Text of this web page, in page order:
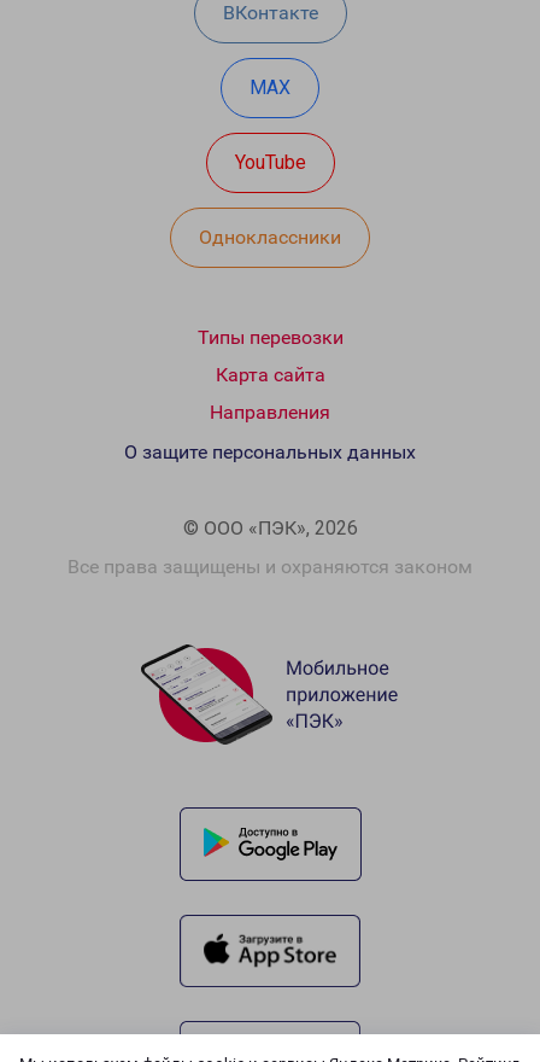
ВКонтакте
MAX
YouTube
Одноклассники
Типы перевозки
Карта сайта
Направления
© ООО «ПЭК», 2026
Все права защищены и охраняются законом
О защите персональных данных